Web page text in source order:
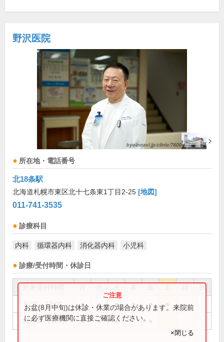
野沢医院
所在地・電話番号
北18条駅
北海道札幌市東区北十七条東1丁目2-25 [地図]
011-741-3535
診療科目
内科 循環器内科 消化器内科 小児科
診療/受付時間・休診日
祝
9:00～13:00 ● ● ● ● ●
14:00～17:30 ● ● ●
お盆(8月中旬)は休診・休業の場合があります。来院前
に必ず医療機関に直接ご確認ください。
×閉じる